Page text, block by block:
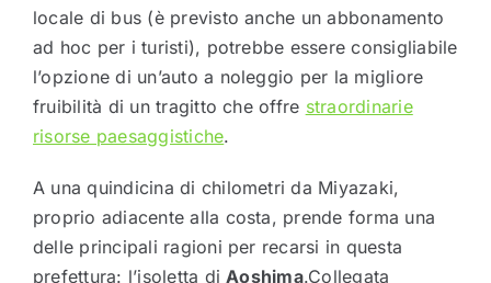
locale di bus (è previsto anche un abbonamento
ad hoc per i turisti), potrebbe essere consigliabile
l’opzione di un’auto a noleggio per la migliore
fruibilità di un tragitto che offre straordinarie
risorse paesaggistiche.
A una quindicina di chilometri da Miyazaki,
proprio adiacente alla costa, prende forma una
delle principali ragioni per recarsi in questa
prefettura: l’isoletta di Aoshima.Collegata